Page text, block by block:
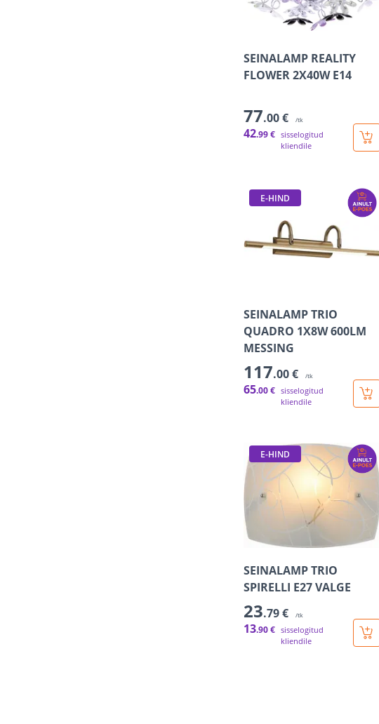
SEINALAMP REALITY
FLOWER 2X40W E14
77.00 € /tk
42.99 € sisselogitud
kliendile
E-HIND
SEINALAMP TRIO
QUADRO 1X8W 600LM
MESSING
117.00 € /tk
65.00 € sisselogitud
kliendile
E-HIND
SEINALAMP TRIO
SPIRELLI E27 VALGE
23.79 € /tk
13.90 € sisselogitud
kliendile